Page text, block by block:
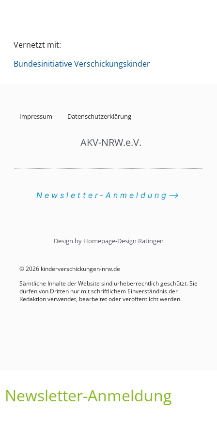
Vernetzt mit:
Bundesinitiative Verschickungskinder
Impressum Datenschutzerklärung
AKV-NRW.e.V.
Newsletter-Anmeldung⟶
Design by Homepage-Design Ratingen
© 2026 kinderverschickungen-nrw.de
Sämtliche Inhalte der Website sind urheberrechtlich geschützt. Sie
dürfen von Dritten nur mit schriftlichem Einverständnis der
Redaktion verwendet, bearbeitet oder veröffentlicht werden.
Newsletter-Anmeldung